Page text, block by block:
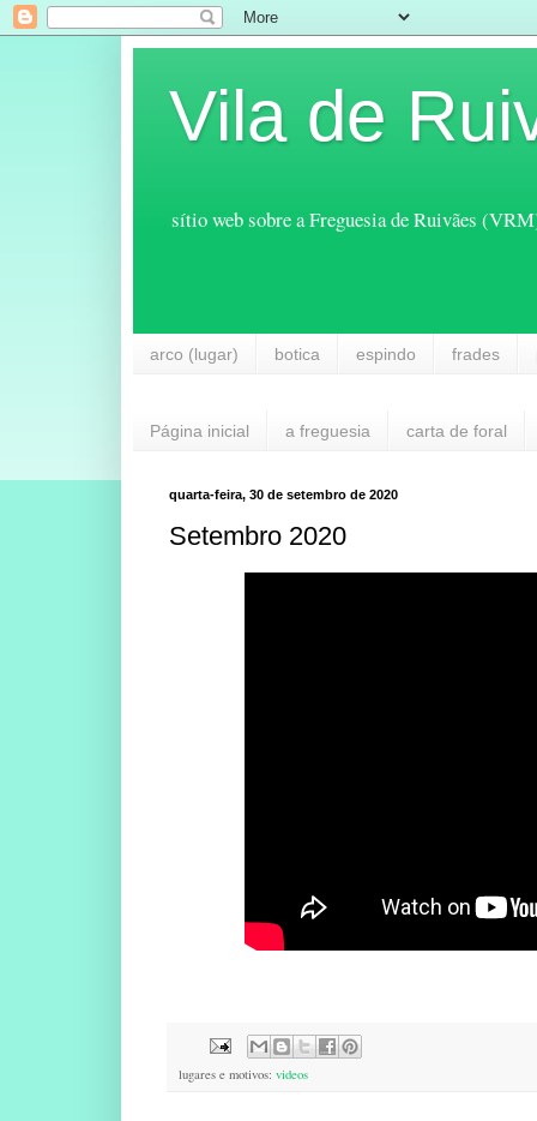
Vila de
sítio web sobre a Freguesia de Ruivães
arco (lugar) botica espindo frades
Página inicial a freguesia carta de foral
quarta-feira, 30 de setembro de 2020
Setembro 2020
lugares e motivos: videos